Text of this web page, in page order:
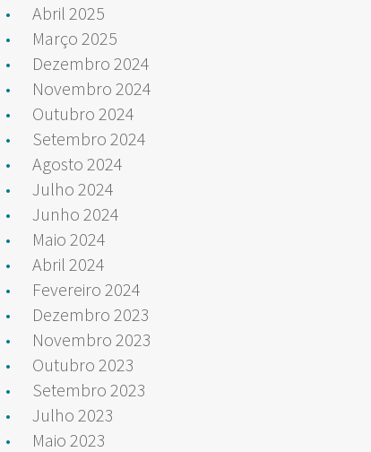
Abril 2025
Março 2025
Dezembro 2024
Novembro 2024
Outubro 2024
Setembro 2024
Agosto 2024
Julho 2024
Junho 2024
Maio 2024
Abril 2024
Fevereiro 2024
Dezembro 2023
Novembro 2023
Outubro 2023
Setembro 2023
Julho 2023
Maio 2023